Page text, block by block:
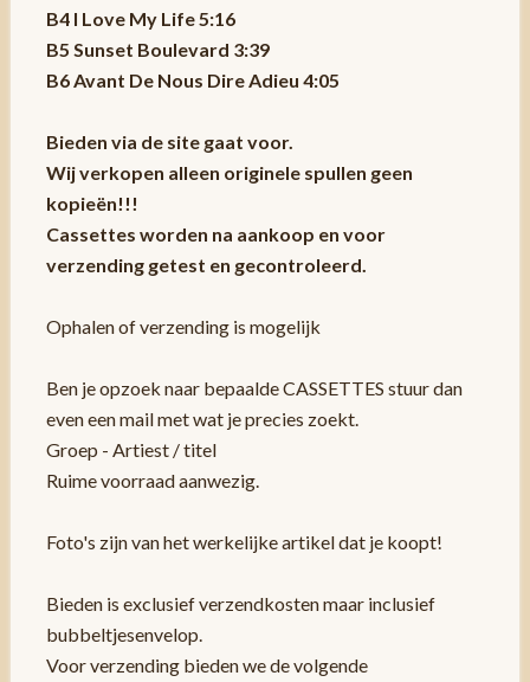
B4 I Love My Life 5:16
B5 Sunset Boulevard 3:39
B6 Avant De Nous Dire Adieu 4:05
Bieden via de site gaat voor.
Wij verkopen alleen originele spullen geen
kopieën!!!
Cassettes worden na aankoop en voor
verzending getest en gecontroleerd.
Ophalen of verzending is mogelijk
Ben je opzoek naar bepaalde CASSETTES stuur dan
even een mail met wat je precies zoekt.
Groep - Artiest / titel
Ruime voorraad aanwezig.
Foto's zijn van het werkelijke artikel dat je koopt!
Bieden is exclusief verzendkosten maar inclusief
bubbeltjesenvelop.
Voor verzending bieden we de volgende